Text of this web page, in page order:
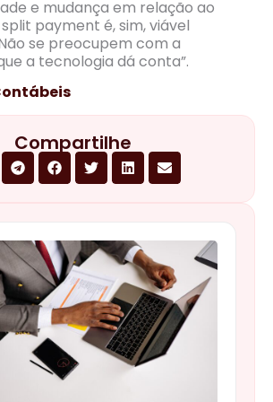
e mudança em relação ao
payment é, sim, viável
se preocupem com a
a tecnologia dá conta”.
Compartilhe